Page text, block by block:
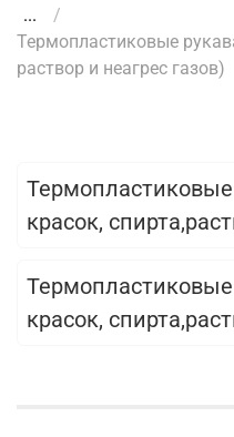
...
Термопластиковые
раствор и неагрес газов)
Термопластиковые
красок,
Термопластиковые
красок,